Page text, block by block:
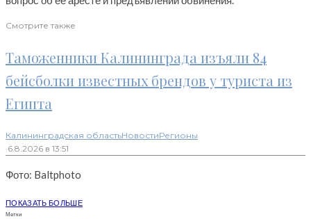
Смотрите также
Таможенники Калининграда изъяли 84
бейсболки известных брендов у туриста из
Египта
Калининградская областьНовостиРегионы
·6.8.2026 в 13:51
Фото: Baltphoto
ПОКАЗАТЬ БОЛЬШЕ
Метки